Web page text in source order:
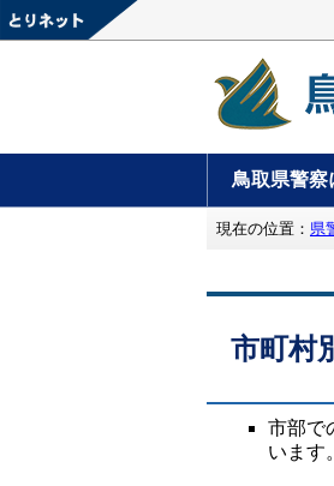
鳥取県警察
現在の位置： 県
市町村
市部で
います。